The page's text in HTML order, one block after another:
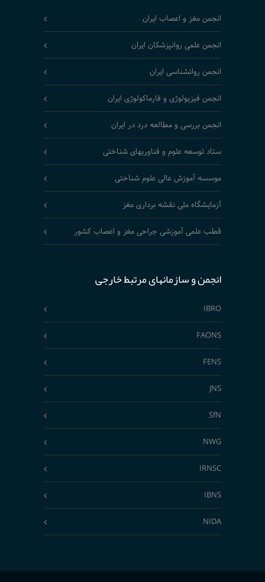
انجمن مغز و اعصاب ایران
انجمن علمی روانپزشکان ایران
انجمن روانشناسی ایران
انجمن فیزیولوژی و فارماکولوژی ایران
انجمن بررسی و مطالعه درد در ایران
ستاد توسعه علوم و فناوریهای شناختی
موسسه آموزش عالی علوم شناختی
آزمایشگاه ملی نقشه برداری مغز
قطب علمی آموزشی جراحی مغز و اعصاب کشور
انجمن و سازمانهای مرتبط خارجی
IBRO
FAONS
FENS
JNS
SfN
NWG
IRNSC
IBNS
NIDA